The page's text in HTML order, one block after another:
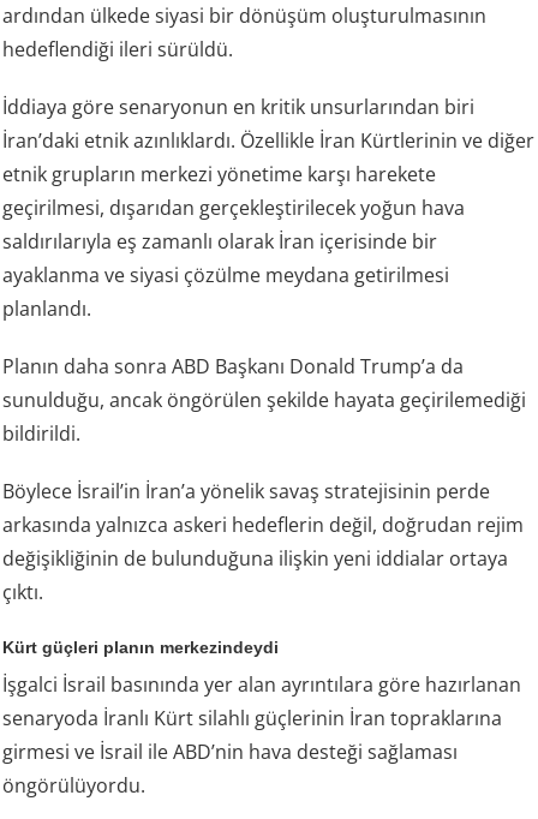
ardından ülkede siyasi bir dönüşüm oluşturulmasının
hedeflendiği ileri sürüldü.
İddiaya göre senaryonun en kritik unsurlarından biri
İran’daki etnik azınlıklardı. Özellikle İran Kürtlerinin ve diğer
etnik grupların merkezi yönetime karşı harekete
geçirilmesi, dışarıdan gerçekleştirilecek yoğun hava
saldırılarıyla eş zamanlı olarak İran içerisinde bir
ayaklanma ve siyasi çözülme meydana getirilmesi
planlandı.
Planın daha sonra ABD Başkanı Donald Trump’a da
sunulduğu, ancak öngörülen şekilde hayata geçirilemediği
bildirildi.
Böylece İsrail’in İran’a yönelik savaş stratejisinin perde
arkasında yalnızca askeri hedeflerin değil, doğrudan rejim
değişikliğinin de bulunduğuna ilişkin yeni iddialar ortaya
çıktı.
Kürt güçleri planın merkezindeydi
İşgalci İsrail basınında yer alan ayrıntılara göre hazırlanan
senaryoda İranlı Kürt silahlı güçlerinin İran topraklarına
girmesi ve İsrail ile ABD’nin hava desteği sağlaması
öngörülüyordu.